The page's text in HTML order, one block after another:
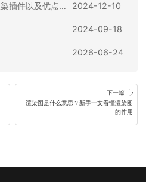
9款非常适合Sketchup的渲染插件以及优点介绍 2024-12-10
2024-09-18
2026-06-24
下一篇
渲染图是什么意思？新手一文看懂渲染图
的作用